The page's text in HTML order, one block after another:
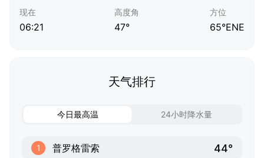
现在
06:21
高度角
47°
方位
65°ENE
天气排行
今日最高温 24小时降水量
1 普罗格雷索 44°